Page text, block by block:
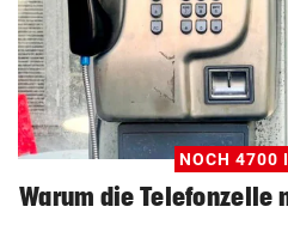
NOCH 4700
Warum die Telefonzelle